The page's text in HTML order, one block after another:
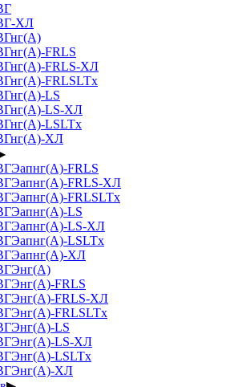
ХЛ
FRLS
FRLS-ХЛ
FRLSLTx
LS
LS-ХЛ
LSLTx
ХЛ
FRLS
FRLS-ХЛ
FRLSLTx
LS
LS-ХЛ
LSLTx
ХЛ
FRLS
FRLS-ХЛ
FRLSLTx
LS
LS-ХЛ
LSLTx
ХЛ